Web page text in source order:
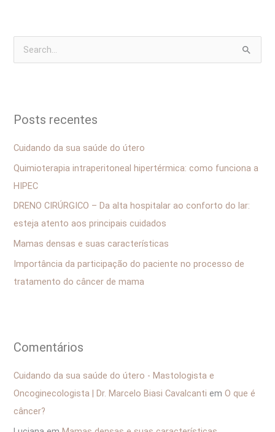
u
p
o
r
:
Posts recentes
Cuidando da sua saúde do útero
Quimioterapia intraperitoneal hipertérmica: como funciona a
HIPEC
DRENO CIRÚRGICO – Da alta hospitalar ao conforto do lar:
esteja atento aos principais cuidados
Mamas densas e suas características
Importância da participação do paciente no processo de
tratamento do câncer de mama
Comentários
Cuidando da sua saúde do útero - Mastologista e
Oncoginecologista | Dr. Marcelo Biasi Cavalcanti emO que é
câncer?